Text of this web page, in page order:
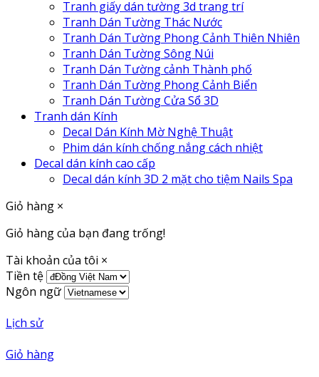
Tranh giấy dán tường 3d trang trí
Tranh Dán Tường Thác Nước
Tranh Dán Tường Phong Cảnh Thiên Nhiên
Tranh Dán Tường Sông Núi
Tranh Dán Tường cảnh Thành phố
Tranh Dán Tường Phong Cảnh Biển
Tranh Dán Tường Cửa Sổ 3D
Tranh dán Kính
Decal Dán Kính Mờ Nghệ Thuật
Phim dán kính chống nắng cách nhiệt
Decal dán kính cao cấp
Decal dán kính 3D 2 mặt cho tiệm Nails Spa
Giỏ hàng ×
Giỏ hàng của bạn đang trống!
Tài khoản của tôi ×
Tiền tệ
Ngôn ngữ
Lịch sử
Giỏ hàng